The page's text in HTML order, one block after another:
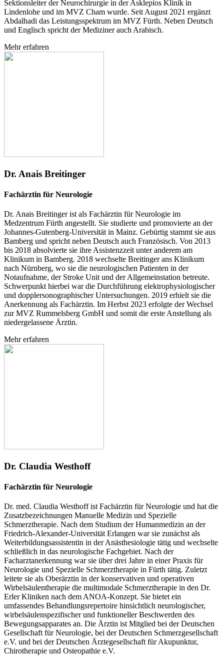
Sektionsleiter der Neurochirurgie in der Asklepios Klinik in
Lindenlohe und im MVZ Cham wurde. Seit August 2021 ergänzt
Abdalhadi das Leistungsspektrum im MVZ Fürth. Neben Deutsch
und Englisch spricht der Mediziner auch Arabisch.
Mehr erfahren
Dr. Anais Breitinger
Fachärztin für Neurologie
Dr. Anais Breitinger ist als Fachärztin für Neurologie im
Medzentrum Fürth angestellt. Sie studierte und promovierte an der
Johannes-Gutenberg-Universität in Mainz. Gebürtig stammt sie aus
Bamberg und spricht neben Deutsch auch Französisch. Von 2013
bis 2018 absolvierte sie ihre Assistenzzeit unter anderem am
Klinikum in Bamberg. 2018 wechselte Breitinger ans Klinikum
nach Nürnberg, wo sie die neurologischen Patienten in der
Notaufnahme, der Stroke Unit und der Allgemeinstation betreute.
Schwerpunkt hierbei war die Durchführung elektrophysiologischer
und dopplersonographischer Untersuchungen. 2019 erhielt sie die
Anerkennung als Fachärztin. Im Herbst 2023 erfolgte der Wechsel
zur MVZ Rummelsberg GmbH und somit die erste Anstellung als
niedergelassene Ärztin.
Mehr erfahren
Dr. Claudia Westhoff
Fachärztin für Neurologie
Dr. med. Claudia Westhoff ist Fachärztin für Neurologie und hat die
Zusatzbezeichnungen Manuelle Medizin und Spezielle
Schmerztherapie. Nach dem Studium der Humanmedizin an der
Friedrich-Alexander-Universität Erlangen war sie zunächst als
Weiterbildungsassistentin in der Anästhesiologie tätig und wechselte
schließlich in das neurologische Fachgebiet. Nach der
Facharztanerkennung war sie über drei Jahre in einer Praxis für
Neurologie und Spezielle Schmerztherapie in Fürth tätig. Zuletzt
leitete sie als Oberärztin in der konservativen und operativen
Wirbelsäulentherapie die multimodale Schmerztherapie in den Dr.
Erler Kliniken nach dem ANOA-Konzept. Sie bietet ein
umfassendes Behandlungsrepertoire hinsichtlich neurologischer,
wirbelsäulenspezifischer und funktioneller Beschwerden des
Bewegungsapparates an. Die Ärztin ist Mitglied bei der Deutschen
Gesellschaft für Neurologie, bei der Deutschen Schmerzgesellschaft
e.V. und bei der Deutschen Ärztegesellschaft für Akupunktur,
Chirotherapie und Osteopathie e.V.